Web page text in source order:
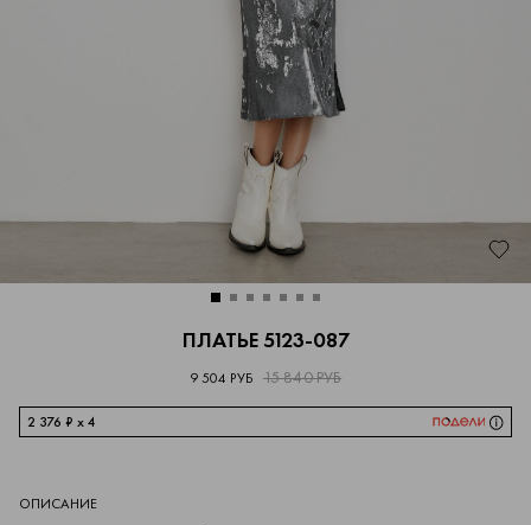
ПЛАТЬЕ 5123-087
9 504 РУБ 15 840 РУБ
2 376 ₽ x 4
ОПИСАНИЕ